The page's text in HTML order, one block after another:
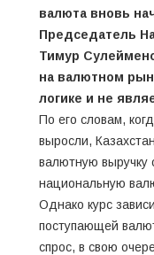
валюта вновь
Председатель
Тимур
на валютном
логике и не
По его словам,
выросли,
валютную выручку
национальную
Однако курс
поступающей
спрос, в свою